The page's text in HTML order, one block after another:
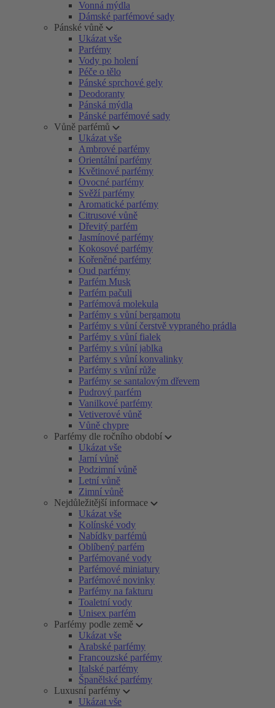
Vonná mýdla
Dámské parfémové sady
Pánské vůně
Ukázat vše
Parfémy
Vody po holení
Péče o tělo
Pánské sprchové gely
Deodoranty
Pánská mýdla
Pánské parfémové sady
Vůně parfémů
Ukázat vše
Ambrové parfémy
Orientální parfémy
Květinové parfémy
Ovocné parfémy
Svěží parfémy
Aromatické parfémy
Citrusové vůně
Dřevitý parfém
Jasmínové parfémy
Kokosové parfémy
Kořeněné parfémy
Oud parfémy
Parfém Musk
Parfém pačuli
Parfémová molekula
Parfémy s vůní bergamotu
Parfémy s vůní čerstvě vypraného prádla
Parfémy s vůní fialek
Parfémy s vůní jablka
Parfémy s vůní konvalinky
Parfémy s vůní růže
Parfémy se santalovým dřevem
Pudrový parfém
Vanilkové parfémy
Vetiverové vůně
Vůně chypre
Parfémy dle ročního období
Ukázat vše
Jarní vůně
Podzimní vůně
Letní vůně
Zimní vůně
Nejdůležitější informace
Ukázat vše
Kolínské vody
Nabídky parfémů
Oblíbený parfém
Parfémované vody
Parfémové miniatury
Parfémové novinky
Parfémy na fakturu
Toaletní vody
Unisex parfém
Parfémy podle země
Ukázat vše
Arabské parfémy
Francouzské parfémy
Italské parfémy
Španělské parfémy
Luxusní parfémy
Ukázat vše